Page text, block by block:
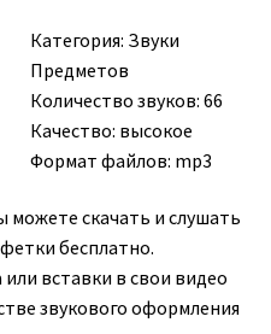
Категория: Звуки
Предметов
Количество звуков: 66
Качество: высокое
Формат файлов: mp3
можете скачать и слушать
бесплатно.
вставки в свои видео
звукового оформления